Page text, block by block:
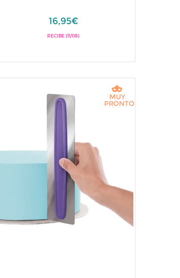
16,95€
RECIBE (11/08)
MUY
PRONTO